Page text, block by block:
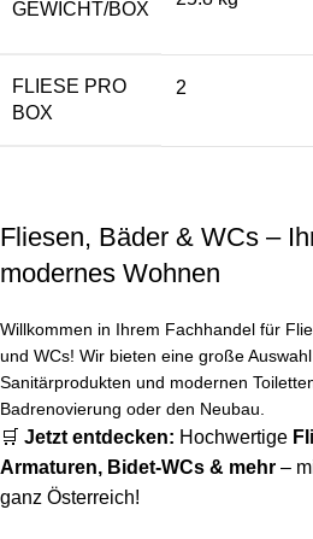
GEWICHT/BOX
FLIESE PRO
BOX
2
Fliesen, Bäder & WCs –
modernes Wohnen
Willkommen in Ihrem Fachhandel für
und WCs! Wir bieten eine große
Sanitärprodukten und modernen
Badrenovierung oder den Neubau.
🛒 Jetzt entdecken: Hochwertige
Armaturen, Bidet-WCs & mehr –
ganz Österreich!